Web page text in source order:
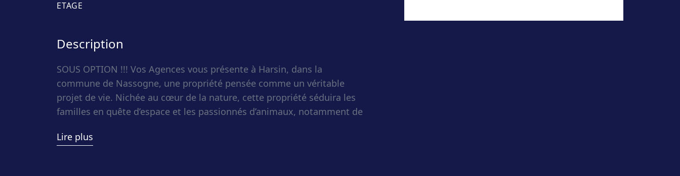
ETAGE
Description
SOUS OPTION !!! Vos Agences vous présente à Harsin, dans la
commune de Nassogne, une propriété pensée comme un véritable
projet de vie. Nichée au cœur de la nature, cette propriété séduira les
familles en quête d’espace et les passionnés d’animaux, notamment de
Lire plus